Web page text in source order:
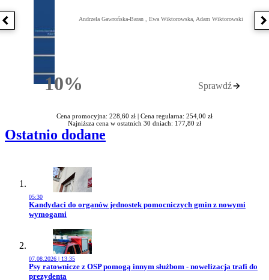
Poprzednia książka
10%Rabatu
Andrzela Gawrońska-Baran , Ewa Wiktorowska, Adam Wiktorowski
Sprawdź
Cena promocyjna: 228,60 zł | Cena regularna: 254,00 zł
Najniższa cena w ostatnich 30 dniach: 177,80 zł
Ostatnio dodane
05:30
Przejdź do artykułu:
Kandydaci do organów jednostek pomocniczych gmin z nowymi
wymogami
07.08.2026 | 13:35
Przejdź do artykułu:
Psy ratownicze z OSP pomogą innym służbom - nowelizacja trafi do
prezydenta